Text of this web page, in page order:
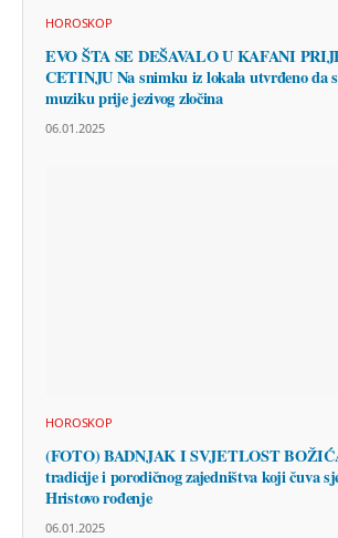
HOROSKOP
EVO ŠTA SE DEŠAVALO U KAFANI
CETINJU Na snimku iz lokala utvrđeno da
muziku prije jezivog zločina
06.01.2025
HOROSKOP
(FOTO) BADNJAK I SVJETLOST
tradicije i porodičnog zajedništva koji čuva
Hristovo rođenje
06.01.2025